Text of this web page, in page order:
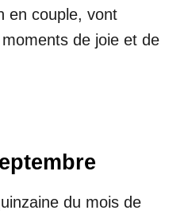
en couple, vont
de joie et de
du mois de